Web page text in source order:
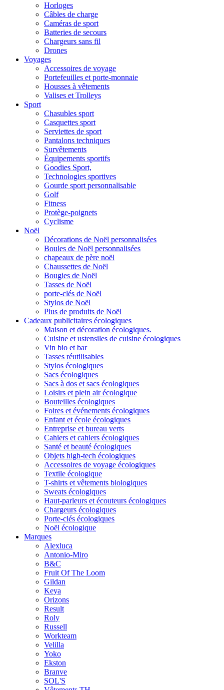
Horloges
Câbles de charge
Caméras de sport
Batteries de secours
Chargeurs sans fil
Drones
Voyages
Accessoires de voyage
Portefeuilles et porte-monnaie
Housses à vêtements
Valises et Trolleys
Sport
Chasubles sport
Casquettes sport
Serviettes de sport
Pantalons techniques
Survêtements
Équipements sportifs
Goodies Sport,
Technologies sportives
Gourde sport personnalisable
Golf
Fitness
Protège-poignets
Cyclisme
Noël
Décorations de Noël personnalisées
Boules de Noël personnalisées
chapeaux de père noël
Chaussettes de Noël
Bougies de Noël
Tasses de Noël
porte-clés de Noël
Stylos de Noël
Plus de produits de Noël
Cadeaux publicitaires écologiques
Maison et décoration écologiques.
Cuisine et ustensiles de cuisine écologiques
Vin bio et bar
Tasses réutilisables
Stylos écologiques
Sacs écologiques
Sacs à dos et sacs écologiques
Loisirs et plein air écologique
Bouteilles écologiques
Foires et événements écologiques
Enfant et école écologiques
Entreprise et bureau verts
Cahiers et cahiers écologiques
Santé et beauté écologiques
Objets high-tech écologiques
Accessoires de voyage écologiques
Textile écologique
T-shirts et vêtements biologiques
Sweats écologiques
Haut-parleurs et écouteurs écologiques
Chargeurs écologiques
Porte-clés écologiques
Noël écologique
Marques
Alexluca
Antonio-Miro
B&C
Fruit Of The Loom
Gildan
Keya
Orizons
Result
Roly
Russell
Workteam
Velilla
Yoko
Ekston
Branve
SOL'S